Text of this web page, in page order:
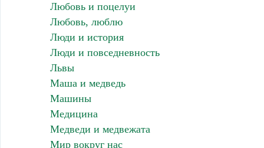
Любовь и поцелуи
Любовь, люблю
Люди и история
Люди и повседневность
Львы
Маша и медведь
Машины
Медицина
Медведи и медвежата
Мир вокруг нас